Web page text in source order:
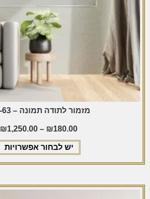
מזמור לתודה תמונה – LIS-63
₪180.00
–
₪1,250.00
יש לבחור אפשרויות